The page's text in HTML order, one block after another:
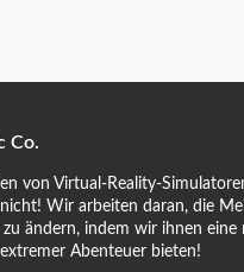
Co.
von Virtual-Reality-
Wir arbeiten daran, die
zu ändern, indem wir ihnen eine
Abenteuer bieten!